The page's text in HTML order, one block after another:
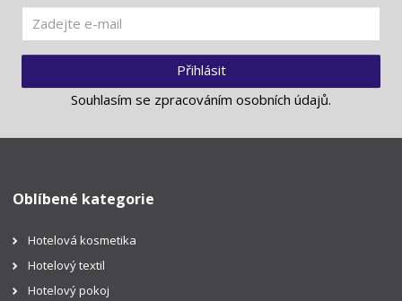
Přihlásit
Souhlasím se zpracováním osobních údajů.
Oblíbené kategorie
Hotelová kosmetika
Hotelový textil
Hotelový pokoj